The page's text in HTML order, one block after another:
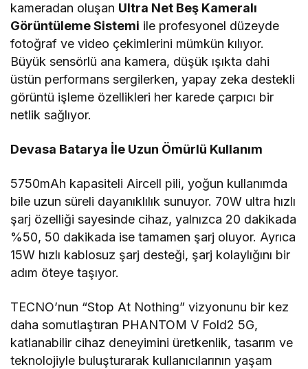
kameradan oluşan Ultra Net Beş Kameralı
Görüntüleme Sistemi ile profesyonel düzeyde
fotoğraf ve video çekimlerini mümkün kılıyor.
Büyük sensörlü ana kamera, düşük ışıkta dahi
üstün performans sergilerken, yapay zeka destekli
görüntü işleme özellikleri her karede çarpıcı bir
netlik sağlıyor.
Devasa Batarya İle Uzun Ömürlü Kullanım
5750mAh kapasiteli Aircell pili, yoğun kullanımda
bile uzun süreli dayanıklılık sunuyor. 70W ultra hızlı
şarj özelliği sayesinde cihaz, yalnızca 20 dakikada
%50, 50 dakikada ise tamamen şarj oluyor. Ayrıca
15W hızlı kablosuz şarj desteği, şarj kolaylığını bir
adım öteye taşıyor.
TECNO’nun “Stop At Nothing” vizyonunu bir kez
daha somutlaştıran PHANTOM V Fold2 5G,
katlanabilir cihaz deneyimini üretkenlik, tasarım ve
teknolojiyle buluşturarak kullanıcılarının yaşam